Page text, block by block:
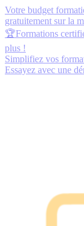
Votre budget
gratuitement sur la
🏆Formations
plus !
Simplifiez vos
Essayez avec une